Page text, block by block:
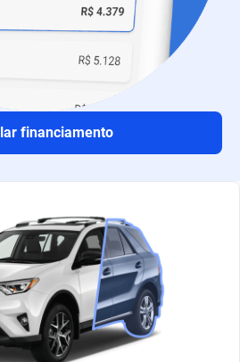
financiamento